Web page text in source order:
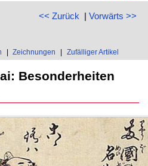
<< Zurück | Vorwärts >>
Zeichnungen Zufälliger Artikel
Besonderheiten